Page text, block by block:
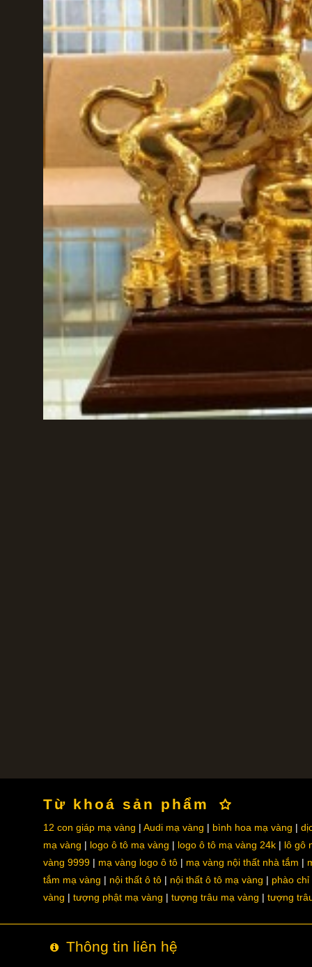
Từ khoá sản phẩm
12 con giáp mạ vàng Audi mạ vàng bình hoa mạ vàng
mạ vàng
logo ô tô mạ vàng logo ô tô mạ vàng 24k
lô gô
vàng 9999
mạ vàng logo ô tô mạ vàng nội thất nhà tắm
tắm mạ vàng
nội thất ô tô nội thất ô tô mạ vàng
phào chỉ
vàng
tượng phật mạ vàng tượng trâu mạ vàng tượng
Thông tin liên hệ